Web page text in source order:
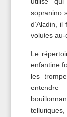
sopranino
d’Aladin,
volutes au-
Le
enfantine
les